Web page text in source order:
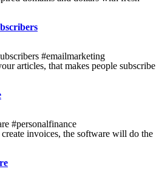
#emailmarketing
articles, that makes people subscribe
#personalfinance
invoices, the software will do the